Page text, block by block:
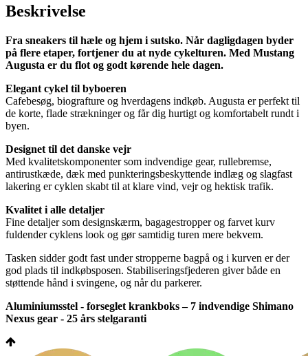
Beskrivelse
Fra sneakers til hæle og hjem i sutsko. Når dagligdagen byder
på flere etaper, fortjener du at nyde cykelturen. Med Mustang
Augusta er du flot og godt kørende hele dagen.
Elegant cykel til byboeren
Cafebesøg, biografture og hverdagens indkøb. Augusta er perfekt til
de korte, flade strækninger og får dig hurtigt og komfortabelt rundt i
byen.
Designet til det danske vejr
Med kvalitetskomponenter som indvendige gear, rullebremse,
antirustkæde, dæk med punkteringsbeskyttende indlæg og slagfast
lakering er cyklen skabt til at klare vind, vejr og hektisk trafik.
Kvalitet i alle detaljer
Fine detaljer som designskærm, bagagestropper og farvet kurv
fuldender cyklens look og gør samtidig turen mere bekvem.
Tasken sidder godt fast under stropperne bagpå og i kurven er der
god plads til indkøbsposen. Stabiliseringsfjederen giver både en
støttende hånd i svingene, og når du parkerer.
Aluminiumsstel - forseglet krankboks – 7 indvendige Shimano
Nexus gear - 25 års stelgaranti